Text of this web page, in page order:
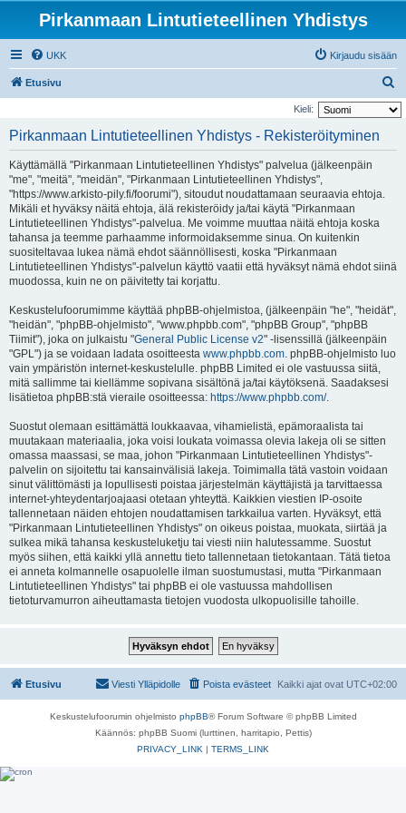
Pirkanmaan Lintutieteellinen Yhdistys
UKK Kirjaudu sisään
Etusivu
t
Kieli:
Pirkanmaan Lintutieteellinen Yhdistys - Rekisteröityminen
Käyttämällä "Pirkanmaan Lintutieteellinen Yhdistys" palvelua (jälkeenpäin
"me", "meitä", "meidän", "Pirkanmaan Lintutieteellinen Yhdistys",
"https://www.arkisto-pily.fi/foorumi"), sitoudut noudattamaan seuraavia ehtoja.
Mikäli et hyväksy näitä ehtoja, älä rekisteröidy ja/tai käytä "Pirkanmaan
Lintutieteellinen Yhdistys"-palvelua. Me voimme muuttaa näitä ehtoja koska
tahansa ja teemme parhaamme informoidaksemme sinua. On kuitenkin
suositeltavaa lukea nämä ehdot säännöllisesti, koska "Pirkanmaan
Lintutieteellinen Yhdistys"-palvelun käyttö vaatii että hyväksyt nämä ehdot siinä
muodossa, kuin ne on päivitetty tai korjattu.
Keskustelufoorumimme käyttää phpBB-ohjelmistoa, (jälkeenpäin "he", "heidät",
"heidän", "phpBB-ohjelmisto", "www.phpbb.com", "phpBB Group", "phpBB
Tiimit"), joka on julkaistu "General Public License v2" -lisenssillä (jälkeenpäin
"GPL") ja se voidaan ladata osoitteesta www.phpbb.com. phpBB-ohjelmisto luo
vain ympäristön internet-keskustelulle. phpBB Limited ei ole vastuussa siitä,
mitä sallimme tai kiellämme sopivana sisältönä ja/tai käytöksenä. Saadaksesi
lisätietoa phpBB:stä vieraile osoitteessa: https://www.phpbb.com/.
Suostut olemaan esittämättä loukkaavaa, vihamielistä, epämoraalista tai
muutakaan materiaalia, joka voisi loukata voimassa olevia lakeja oli se sitten
omassa maassasi, se maa, johon "Pirkanmaan Lintutieteellinen Yhdistys"-
palvelin on sijoitettu tai kansainvälisiä lakeja. Toimimalla tätä vastoin voidaan
sinut välittömästi ja lopullisesti poistaa järjestelmän käyttäjistä ja tarvittaessa
internet-yhteydentarjoajaasi otetaan yhteyttä. Kaikkien viestien IP-osoite
tallennetaan näiden ehtojen noudattamisen tarkkailua varten. Hyväksyt, että
"Pirkanmaan Lintutieteellinen Yhdistys" on oikeus poistaa, muokata, siirtää ja
sulkea mikä tahansa keskusteluketju tai viesti niin halutessamme. Suostut
myös siihen, että kaikki yllä annettu tieto tallennetaan tietokantaan. Tätä tietoa
ei anneta kolmannelle osapuolelle ilman suostumustasi, mutta "Pirkanmaan
Lintutieteellinen Yhdistys" tai phpBB ei ole vastuussa mahdollisen
tietoturvamurron aiheuttamasta tietojen vuodosta ulkopuolisille tahoille.
Etusivu Kaikki ajat ovat UTC+02:00
Poista evästeet
Viesti Ylläpidolle
Keskustelufoorumin ohjelmisto phpBB® Forum Software © phpBB Limited
Käännös: phpBB Suomi (lurttinen, harritapio, Pettis)
PRIVACY_LINK | TERMS_LINK